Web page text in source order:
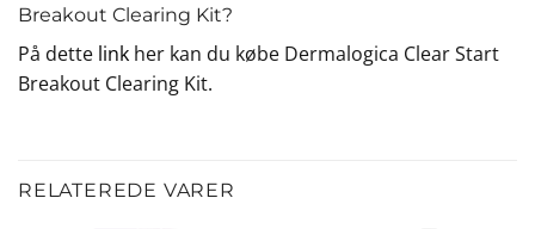
Breakout Clearing Kit?
På dette link her kan du købe Dermalogica Clear Start
Breakout Clearing Kit.
RELATEREDE VARER